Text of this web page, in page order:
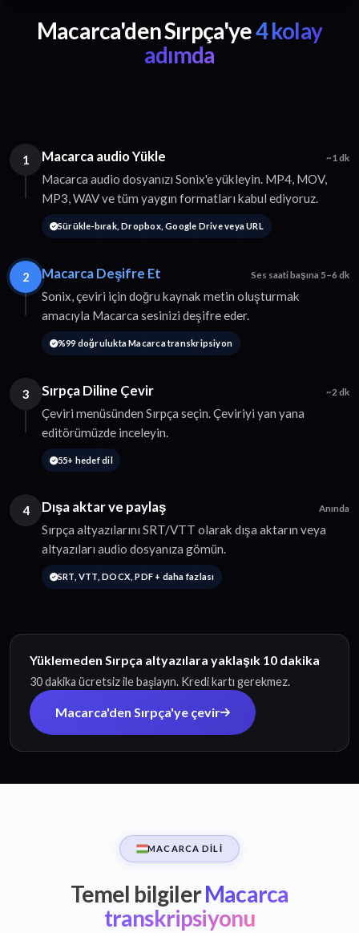
Macarca'den Sırpça'ye4 kolay
adımda
1 Macarca audio Yükle ~1 dk
Macarca audio dosyanızı Sonix'e yükleyin. MP4, MOV,
MP3, WAV ve tüm yaygın formatları kabul ediyoruz.
Sürükle-bırak, Dropbox, Google Drive veya URL
2 Macarca Deşifre Et Ses saati başına 5–6 dk
Sonix, çeviri için doğru kaynak metin oluşturmak
amacıyla Macarca sesinizi deşifre eder.
%99 doğrulukta Macarca transkripsiyon
3 Sırpça Diline Çevir ~2 dk
Çeviri menüsünden Sırpça seçin. Çeviriyi yan yana
editörümüzde inceleyin.
55+ hedef dil
4 Dışa aktar ve paylaş Anında
Sırpça altyazılarını SRT/VTT olarak dışa aktarın veya
altyazıları audio dosyanıza gömün.
SRT, VTT, DOCX, PDF + daha fazlası
Yüklemeden Sırpça altyazılara yaklaşık 10 dakika
30 dakika ücretsiz ile başlayın. Kredi kartı gerekmez.
Macarca'den Sırpça'ye çevir
MACARCA DILI
Temel bilgilerMacarca
transkripsiyonu